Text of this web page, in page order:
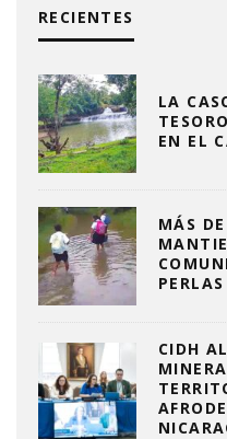
RECIENTES
LA
EN EL
MÁS
PERLAS
CIDH